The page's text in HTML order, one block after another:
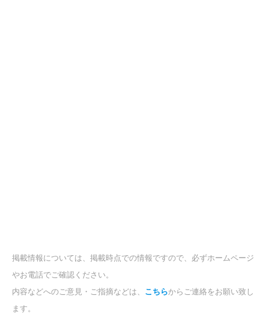
掲載情報については、掲載時点での情報ですので、必ずホームページ
やお電話でご確認ください。
内容などへのご意見・ご指摘などは、 こちらからご連絡をお願い致し
ます。